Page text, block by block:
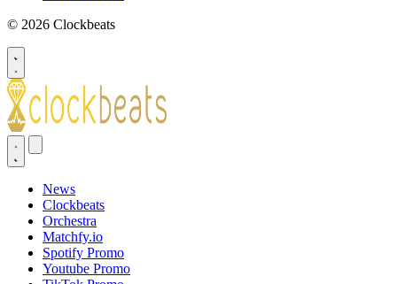
© 2026 Clockbeats
News
Clockbeats
Orchestra
Matchfy.io
Spotify Promo
Youtube Promo